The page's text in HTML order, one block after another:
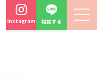
Instagram 相談する